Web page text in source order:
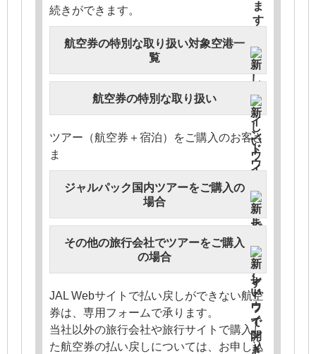
続きができます。
航空券の特別な取り扱い対象空港一
覧
航空券の特別な取り扱い
ツアー（航空券＋宿泊）をご購入のお客さ
ま
ジャルパック国内ツアーをご購入の
場合
その他の旅行会社でツアーをご購入
の場合
JAL Webサイトで払い戻しができない航空
券は、専用フォームで承ります。
当社以外の旅行会社や旅行サイトで購入し
た航空券の払い戻しについては、お申し込